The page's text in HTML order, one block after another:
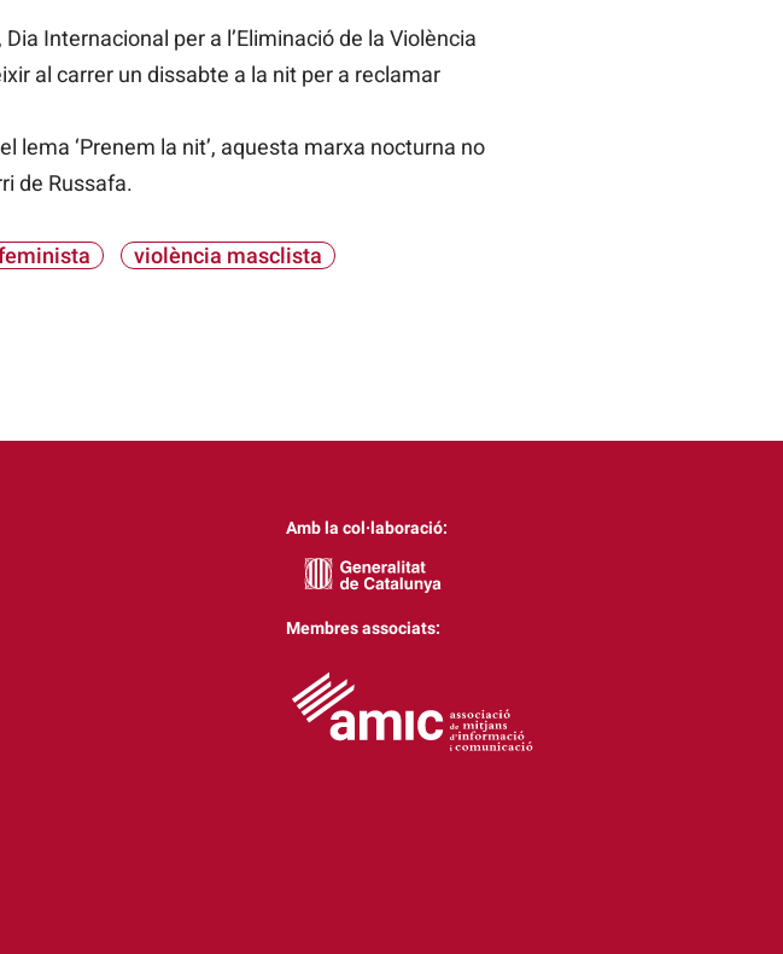
Internacional per a l’Eliminació de la Violència
al carrer un dissabte a la nit per a reclamar
‘Prenem la nit’, aquesta marxa nocturna no
de Russafa.
violència masclista
Amb la col·laboració:
Membres associats: